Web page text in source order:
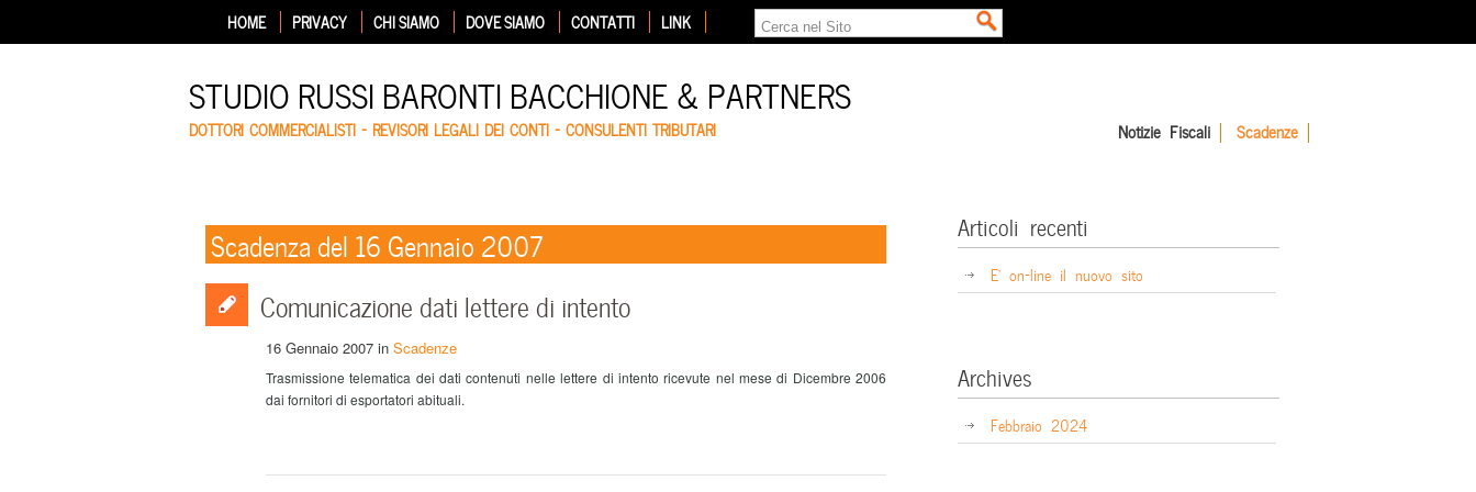
HOME PRIVACY CHI SIAMO DOVE SIAMO CONTATTI LINK
STUDIO RUSSI BARONTI BACCHIONE & PARTNERS
DOTTORI COMMERCIALISTI – REVISORI LEGALI DEI CONTI – CONSULENTI TRIBUTARI Notizie Fiscali Scadenze
Scadenza del 16 Gennaio 2007
Comunicazione dati lettere di intento
16 Gennaio 2007 in Scadenze
Trasmissione telematica dei dati contenuti nelle lettere di intento ricevute nel mese di Dicembre 2006
dai fornitori di esportatori abituali.
Articoli recenti
E’ on-line il nuovo sito
Archives
Febbraio 2024